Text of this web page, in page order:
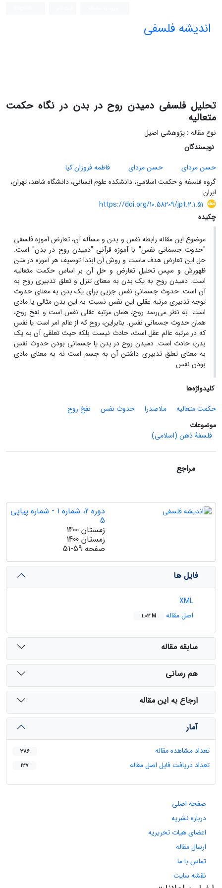
اندیشه فلسفی
تحلیل فلسفی دمیدن روح در بدن در نگاه حکمت
متعالیه
نوع مقاله : پژوهشی اصیل
نویسندگان
حسن مردای
حسن مردای
فاطمه فروزان کیا
گروه فلسفه و حکمت اسلامی، دانشکده علوم انسانی، دانشگاه شاهد، تهران،
ایران
https://doi.org/10.58209/jpt.2.1.51
چکیده
موضوع این مقاله رابطه نفس و بدن و مسأله‌ آن، تعارض آموزه فلسفی
"حدوث جسمانی نفس" با آموزه قرآنی "دمیدن روح در بدن" است.
حل این تعارض هدف ماست و روش آن ابتدا توصیف هر آموزه در متن
ظهورش و سپس تحلیل تعارض و حل آن بر اساس حکمت متعالیه
است. دمیدن روح به یک بدن به معنای تنزل و تعلق تدبیری روح به
آن است. حدوث جسمانی نفس جزیی برای یک بدن به معنای حدوث
توجه تدبیری مرتبه عقلی این نفس نسبت به این بدن مثالی یا مادی
است. به نظر می‌رسد روح، همان مرتبه عقلی نفس است و نفخ روح،
همان حدوث جسمانی نفس. بنابراین، روح که از عالم امر است یا نفس
که در مرتبه عالم عقل است، حادث نیست بلکه حیث تعلقی آن به یک
بدن، حادث است. دمیدن روح در بدن یا جسمانی بودن حدوث نفس
به معنای تعلق تدبیری داشتن آن به جسم است نه به معنای مادی
بودن نفس.
کلیدواژه‌ها
حکمت متعالیه
ملاصدرا حدوث نفس
نفخ روح
موضوعات
فلسفۀ ذهن (اسلامی)
مراجع
دوره 2، شماره 1 - شماره پیاپی
5
زمستان 1400
زمستان 1400
صفحه 51-59
فایل ها
XML
اصل مقاله
1.03 M
سابقه مقاله
هم رسانی
ارجاع به این مقاله
آمار
تعداد مشاهده مقاله 386
تعداد دریافت فایل اصل مقاله 137
صفحه اصلی
درباره نشریه
اعضای هیات تحریریه
ارسال مقاله
تماس با ما
نقشه سایت